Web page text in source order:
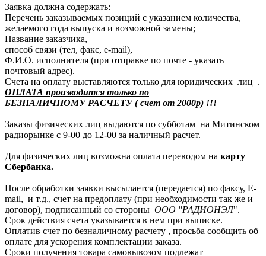
Заявка должна содержать:
Перечень заказываемых позиций с указанием количества,
желаемого года выпуска и возможной замены;
Название заказчика,
способ связи (тел, факс, e-mail),
Ф.И.О. исполнителя (при отправке по почте - указать
почтовый адрес).
Счета на оплату выставляются только для юридических лиц .
ОПЛАТА производится только по
БЕЗНАЛИЧНОМУ РАСЧЕТУ ( счет от 2000р) !!!
Заказы физических лиц выдаются по субботам на Митинском
радиорынке с 9-00 до 12-00 за наличный расчет.
Для физических лиц возможна оплата переводом на карту
Сбербанка.
После обработки заявки высылается (передается) по факсу, E-
mail, и т.д., счет на предоплату (при необходимости так же и
договор), подписанный со стороны ООО "РАДИОНЭЛ".
Срок действия счета указывается в нем при выписке.
Оплатив счет по безналичному расчету , просьба сообщить об
оплате для ускорения комплектации заказа.
Сроки получения товара самовывозом подлежат